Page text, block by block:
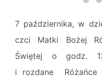
7 października, w
czci Matki Bożej
Świętej o godz.
i rozdane Różańce